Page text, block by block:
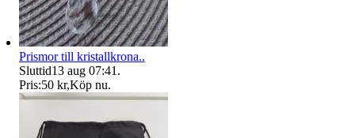
Prismor till kristallkrona..
Sluttid13 aug 07:41 .
Pris:50 kr,Köp nu.